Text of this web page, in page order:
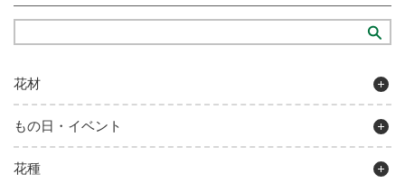
花材
もの日・イベント
花種